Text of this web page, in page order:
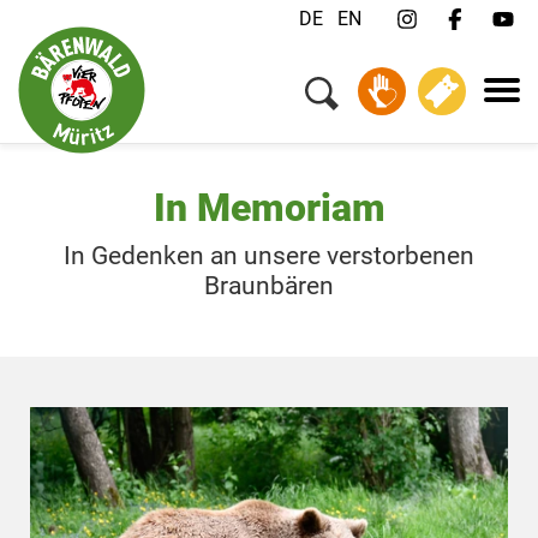
DE EN
In Memoriam
In Gedenken an unsere verstorbenen
Braunbären